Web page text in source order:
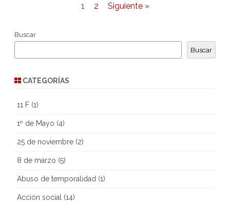
entradas
1 2 Siguiente »
Buscar
Buscar
CATEGORÍAS
11 F (1)
1º de Mayo (4)
25 de noviembre (2)
8 de marzo (5)
Abuso de temporalidad (1)
Acción social (14)